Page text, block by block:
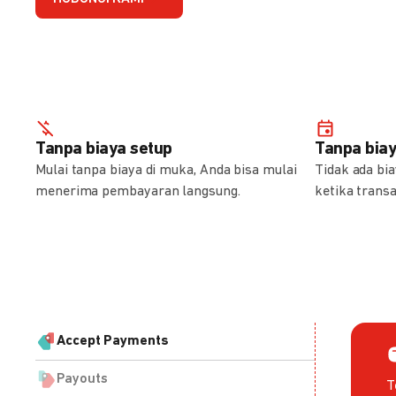
Tanpa biaya setup
Mulai tanpa biaya di muka, Anda bisa mulai
menerima pembayaran langsung.
Tanpa
Tidak ada
ketika
Accept Payments
Payouts